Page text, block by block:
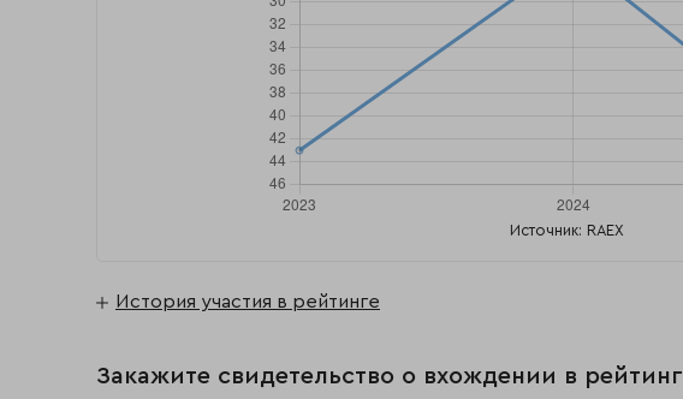
Источник: RAEX
История участия в рейтинге
Закажите свидетельство о вхождении в рейтинг